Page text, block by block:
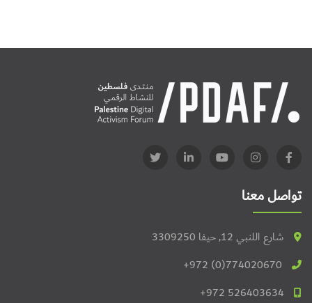
تواصل معنا
شارع اللنبي 12, حيفا 3309250
+972 (0)774020670
+972 526403634